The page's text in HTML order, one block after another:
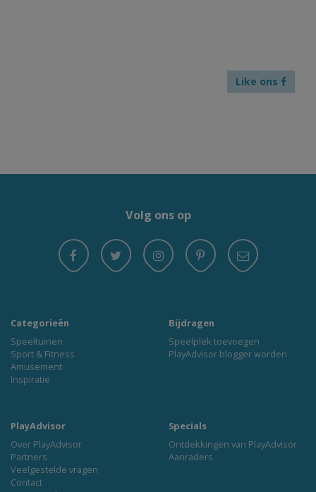
Like ons
Volg ons op
Categorieën
Speeltuinen
Sport & Fitness
Amusement
Inspiratie
Bijdragen
Speelplek toevoegen
PlayAdvisor blogger worden
PlayAdvisor
Over PlayAdvisor
Partners
Veelgestelde vragen
Contact
Specials
Ontdekkingen van PlayAdvisor
Aanraders